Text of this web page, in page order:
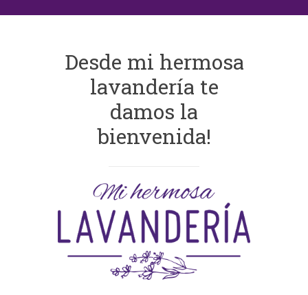
Desde mi hermosa
lavandería te
damos la
bienvenida!